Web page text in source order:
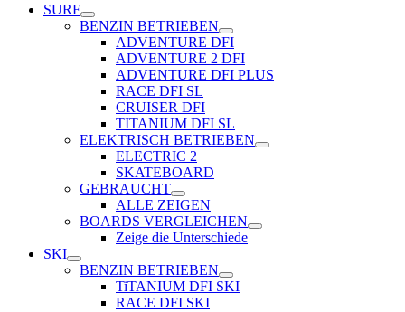
SURF
BENZIN BETRIEBEN
ADVENTURE DFI
ADVENTURE 2 DFI
ADVENTURE DFI PLUS
RACE DFI SL
CRUISER DFI
TITANIUM DFI SL
ELEKTRISCH BETRIEBEN
ELECTRIC 2
SKATEBOARD
GEBRAUCHT
ALLE ZEIGEN
BOARDS VERGLEICHEN
Zeige die Unterschiede
SKI
BENZIN BETRIEBEN
TiTANIUM DFI SKI
RACE DFI SKI